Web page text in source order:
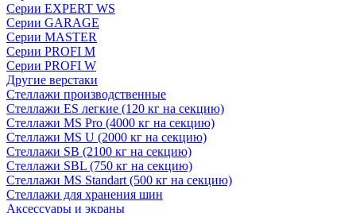
Серии EXPERT WS
Серии GARAGE
Серии MASTER
Серии PROFI M
Серии PROFI W
Другие верстаки
Стеллажи производственные
Стеллажи ES легкие (120 кг на секцию)
Стеллажи MS Pro (4000 кг на секцию)
Стеллажи MS U (2000 кг на секцию)
Стеллажи SB (2100 кг на секцию)
Стеллажи SBL (750 кг на секцию)
Стеллажи MS Standart (500 кг на секцию)
Стеллажи для хранения шин
Аксессуары и экраны